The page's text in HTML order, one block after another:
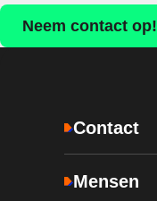
Neem contact op!
Contact
Mensen